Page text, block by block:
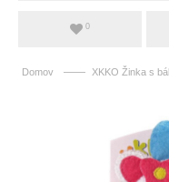
0
Domov —— XKKO Žinka s